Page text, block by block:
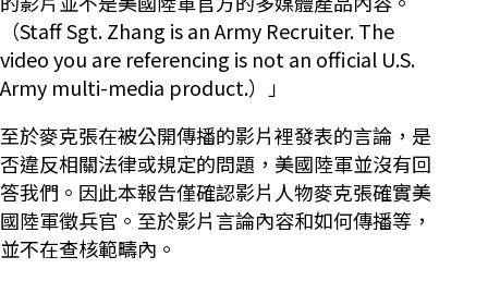
（Staff Sgt. Zhang is an Army Recruiter. The
video you are referencing is not an official U.S.
Army multi-media product.）」
至於麥克張在被公開傳播的影片裡發表的言論，是
否違反相關法律或規定的問題，美國陸軍並沒有回
答我們。因此本報告僅確認影片人物麥克張確實美
國陸軍徵兵官。至於影片言論內容和如何傳播等，
並不在查核範疇內。